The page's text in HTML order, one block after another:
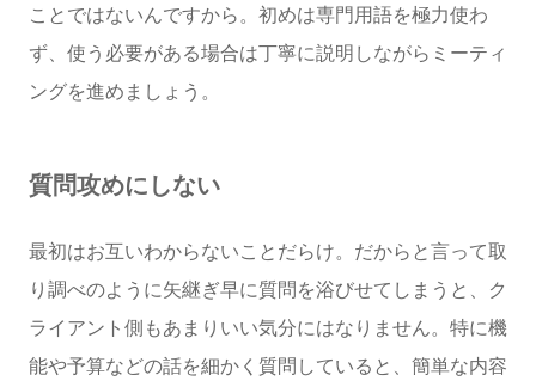
ことではないんですから。初めは専門用語を極力使わ
ず、使う必要がある場合は丁寧に説明しながらミーティ
ングを進めましょう。
質問攻めにしない
最初はお互いわからないことだらけ。だからと言って取
り調べのように矢継ぎ早に質問を浴びせてしまうと、ク
ライアント側もあまりいい気分にはなりません。特に機
能や予算などの話を細かく質問していると、簡単な内容